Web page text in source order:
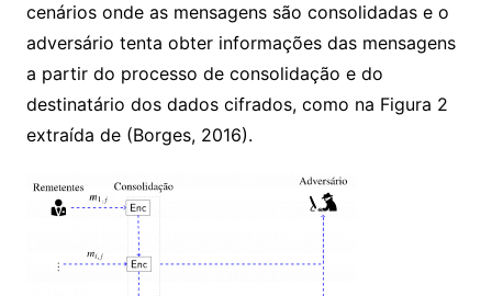
cenários onde as mensagens são consolidadas e o
adversário tenta obter informações das mensagens
a partir do processo de consolidação e do
destinatário dos dados cifrados, como na Figura 2
extraída de (Borges, 2016).